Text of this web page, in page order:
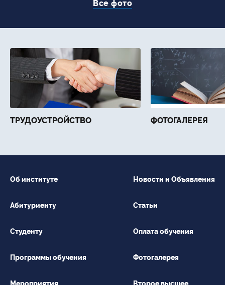
Все фото
ТРУДОУСТРОЙСТВО ФОТОГАЛЕРЕЯ
Об институте
Абитуриенту
Студенту
Программы обучения
Новости и Объявления
Статьи
Оплата обучения
Фотогалерея